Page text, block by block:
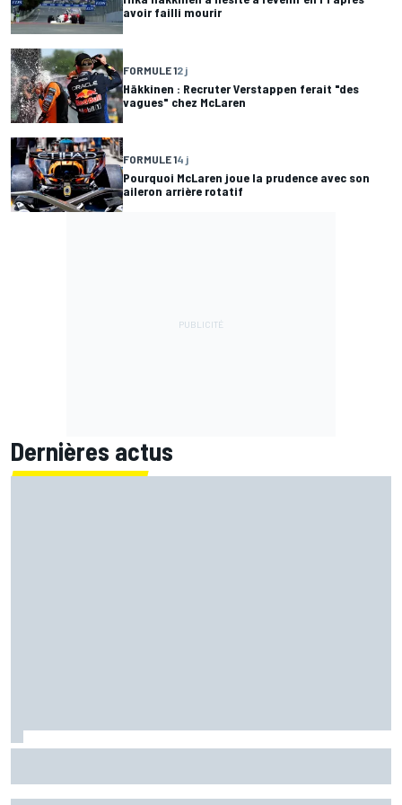
avoir failli mourir
FORMULE 12 j
Häkkinen : Recruter Verstappen ferait "des
vagues" chez McLaren
FORMULE 14 j
Pourquoi McLaren joue la prudence avec son
aileron arrière rotatif
Dernières actus